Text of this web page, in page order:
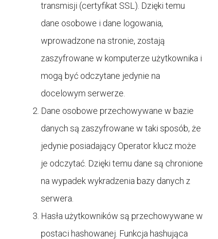
transmisji (certyfikat SSL). Dzięki temu
dane osobowe i dane logowania,
wprowadzone na stronie, zostają
zaszyfrowane w komputerze użytkownika i
mogą być odczytane jedynie na
docelowym serwerze.
Dane osobowe przechowywane w bazie
danych są zaszyfrowane w taki sposób, że
jedynie posiadający Operator klucz może
je odczytać. Dzięki temu dane są chronione
na wypadek wykradzenia bazy danych z
serwera.
Hasła użytkowników są przechowywane w
postaci hashowanej. Funkcja hashująca